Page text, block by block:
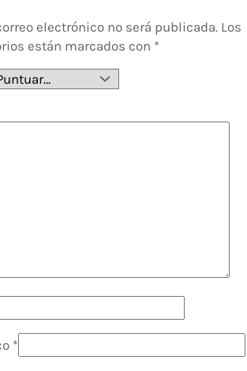
electrónico no será publicada. Los
están marcados con *
*